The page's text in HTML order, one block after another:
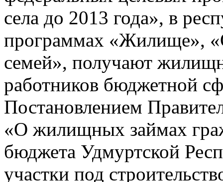
села до 2013 года», в
программах «Жилище»,
семей», получают
работников бюджетной
Постановлением
«О жилищных займах
бюджета Удмуртской
участки под